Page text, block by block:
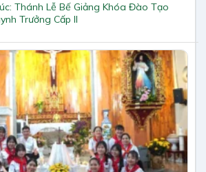
Thánh Lễ Bế Giảng Khóa Đào Tạo
Trưởng Cấp II